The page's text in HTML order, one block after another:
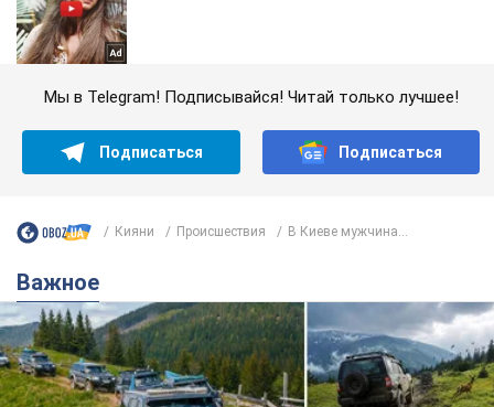
Мы в Telegram! Подписывайся! Читай только лучшее!
Подписаться Подписаться
Кияни Происшествия В Киеве мужчина...
Важное